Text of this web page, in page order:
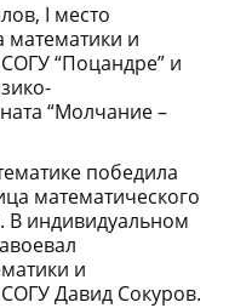
I место
математики и
“Поцандре” и
“Молчание –
победила
математического
В индивидуальном
и
Давид Сокуров.